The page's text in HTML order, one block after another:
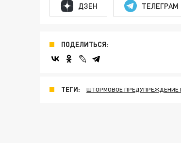
ДЗЕН ТЕЛЕГРАМ
ПОДЕЛИТЬСЯ:
ТЕГИ: ШТОРМОВОЕ ПРЕДУПРЕЖДЕНИЕ